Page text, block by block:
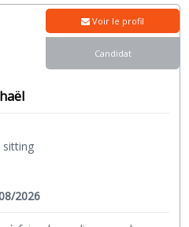
sitting
2026
Voir le profil
Candidat